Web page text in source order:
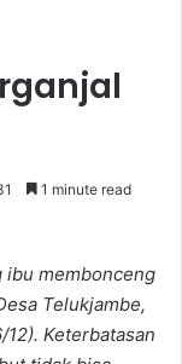
1 minute read
ibu membonceng
Telukjambe,
Keterbatasan